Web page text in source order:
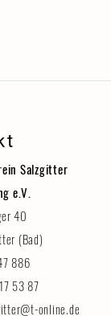
Tag der Tiere am 8.
Salzgitter
e.V.
40
(Bad)
886
53 87
online.de